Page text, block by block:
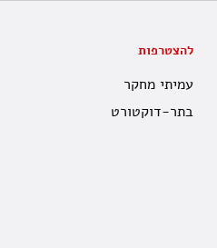
להצטרפות
עמיתי מחקר
בתר-דוקטורט